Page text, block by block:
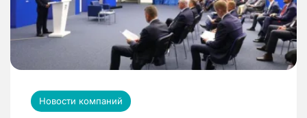
Новости компаний